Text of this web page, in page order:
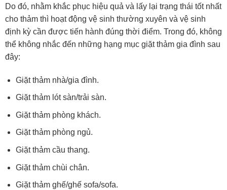
Do đó, nhằm khắc phục hiệu quả và lấy lại trạng thái tốt nhất
cho thảm thì hoạt động vệ sinh thường xuyên và vệ sinh
định kỳ cần được tiến hành đúng thời điểm. Trong đó, không
thể không nhắc đến những hạng mục giặt thảm gia đình sau
đây:
Giặt thảm nhà/gia đình.
Giặt thảm lót sàn/trải sàn.
Giặt thảm phòng khách.
Giặt thảm phòng ngủ.
Giặt thảm cầu thang.
Giặt thảm chùi chân.
Giặt thảm ghế/ghế sofa/sofa.